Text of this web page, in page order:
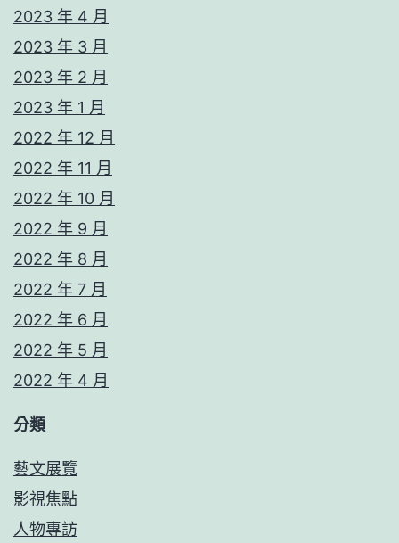
2023 年 4 月
2023 年 3 月
2023 年 2 月
2023 年 1 月
2022 年 12 月
2022 年 11 月
2022 年 10 月
2022 年 9 月
2022 年 8 月
2022 年 7 月
2022 年 6 月
2022 年 5 月
2022 年 4 月
分類
藝文展覽
影視焦點
人物專訪